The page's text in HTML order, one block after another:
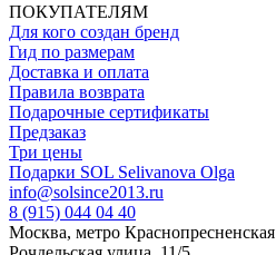
ПОКУПАТЕЛЯМ
Для кого создан бренд
Гид по размерам
Доставка и оплата
Правила возврата
Подарочные сертификаты
Предзаказ
Три цены
Подарки SOL Selivanova Olga
info@solsince2013.ru
8 (915) 044 04 40
Москва, метро Краснопресненская